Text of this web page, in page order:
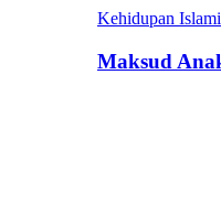
Kehidupan Islami
Maksud